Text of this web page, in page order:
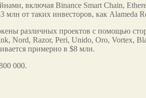
включая Binance Smart Chain,
от таких инвесторов, как Alameda
различных проектов с помощью
Nord, Razor, Peri, Unido, Oro, Vortex,
примерно в $8 млн.
000.